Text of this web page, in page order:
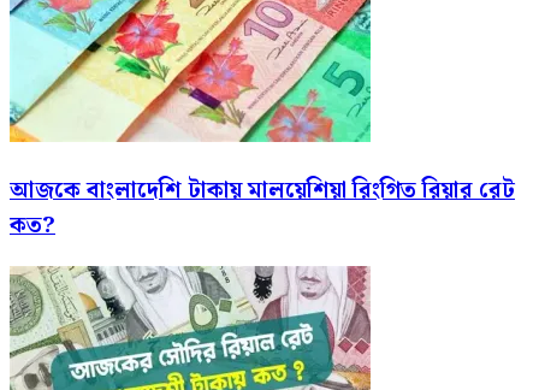
আজকে বাংলাদেশি টাকায় মালয়েশিয়া রিংগিত রিয়ার রেট
কত?